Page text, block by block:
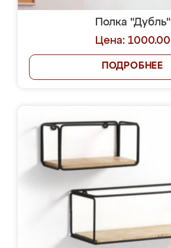
Полка "Дубль"
Цена: 1000.00
ПОДРОБНЕЕ